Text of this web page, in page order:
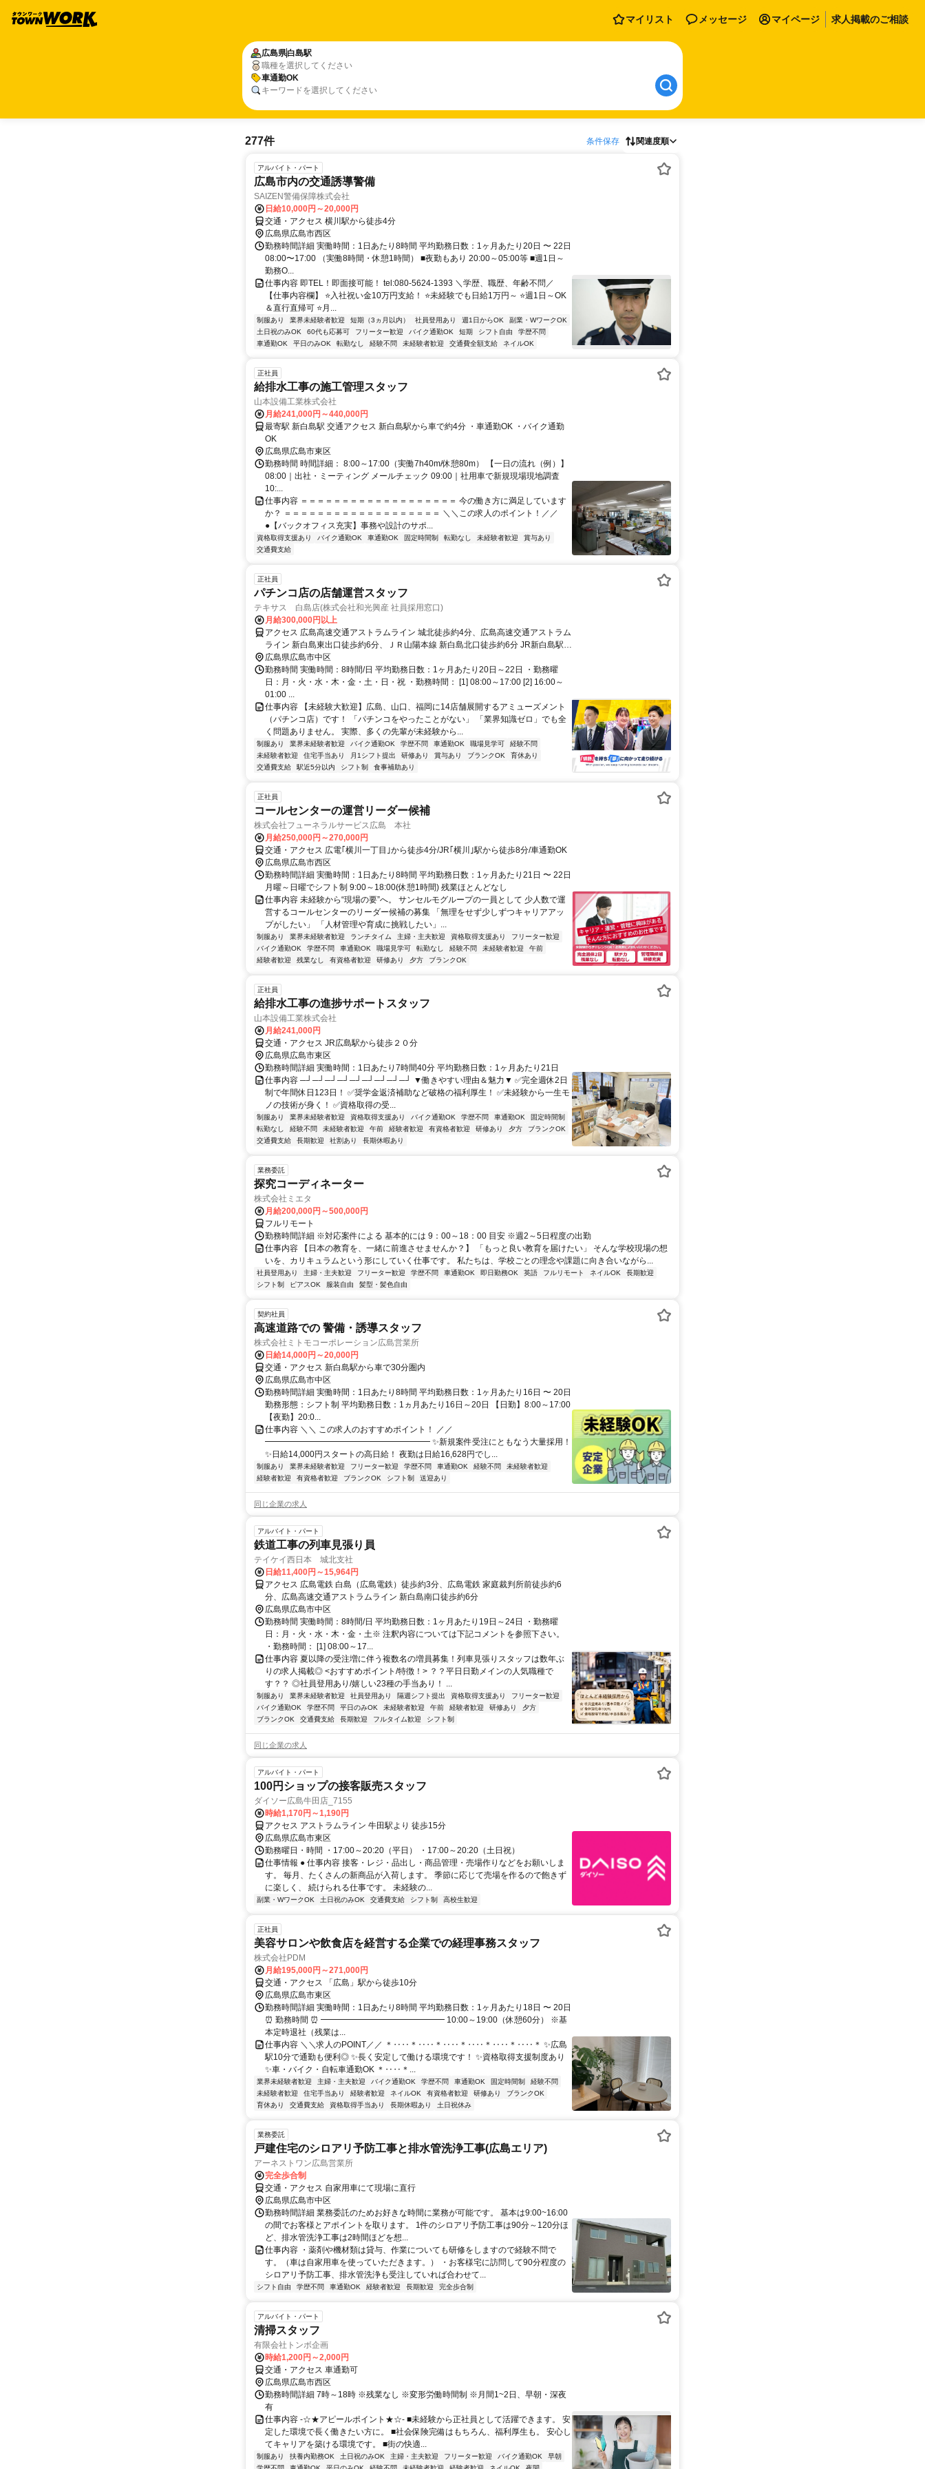
マイリスト メッセージ マイページ 求人掲載のご相談
広島県白島駅
職種を選択してください
車通勤OK
キーワードを選択してください
277件 条件保存 関連度順
アルバイト・パート
広島市内の交通誘導警備
SAIZEN警備保障株式会社
日給10,000円～20,000円
交通・アクセス 横川駅から徒歩4分
広島県広島市西区
勤務時間詳細 実働時間：1日あたり8時間 平均勤務日数：1ヶ月あたり20日 〜 22日
08:00〜17:00 （実働8時間・休憩1時間） ■夜勤もあり 20:00～05:00等 ■週1日～
勤務O...
仕事内容 即TEL！即面接可能！ tel:080-5624-1393 ＼学歴、職歴、年齢不問／
【仕事内容欄】 ⭐入社祝い金10万円支給！ ⭐未経験でも日給1万円～ ⭐週1日～OK
＆直行直帰可 ⭐月...
制服あり 業界未経験者歓迎 短期（3ヵ月以内） 社員登用あり 週1日からOK
副業・WワークOK
土日祝のみOK
60代も応募可 フリーター歓迎 バイク通勤OK 短期 シフト自由
学歴不問
車通勤OK
平日のみOK 転勤なし 経験不問 未経験者歓迎 交通費全額支給 ネイルOK
正社員
給排水工事の施工管理スタッフ
山本設備工業株式会社
月給241,000円～440,000円
最寄駅 新白島駅 交通アクセス 新白島駅から車で約4分 ・車通勤OK ・バイク通勤
OK
広島県広島市東区
勤務時間 時間詳細： 8:00～17:00（実働7h40m/休憩80m） 【一日の流れ（例）】
08:00｜出社・ミーティング メールチェック 09:00｜社用車で新規現場現地調査
10:...
仕事内容 ＝＝＝＝＝＝＝＝＝＝＝＝＝＝＝＝＝＝＝ 今の働き方に満足しています
か？ ＝＝＝＝＝＝＝＝＝＝＝＝＝＝＝＝＝＝＝ ＼＼この求人のポイント！／／
●【バックオフィス充実】事務や設計のサポ...
資格取得支援あり バイク通勤OK 車通勤OK 固定時間制 転勤なし 未経験者歓迎
賞与あり
交通費支給
正社員
パチンコ店の店舗運営スタッフ
テキサス 白島店(株式会社和光興産 社員採用窓口)
月給300,000円以上
アクセス 広島高速交通アストラムライン 城北徒歩約4分、広島高速交通アストラム
ライン 新白島東出口徒歩約6分、ＪＲ山陽本線 新白島北口徒歩約6分 JR新白島駅徒
歩6分、アストラムライン城北駅徒歩4分、JR横川駅から車で約7分、JR広島駅か
ら車で約7分
広島県広島市中区
勤務時間 実働時間：8時間/日 平均勤務日数：1ヶ月あたり20日～22日 ・勤務曜
日：月・火・水・木・金・土・日・祝 ・勤務時間： [1] 08:00～17:00 [2] 16:00～
01:00 ...
仕事内容 【未経験大歓迎】広島、山口、福岡に14店舗展開するアミューズメント
（パチンコ店）です！ 「パチンコをやったことがない」 「業界知識ゼロ」でも全
く問題ありません。 実際、多くの先輩が未経験から...
制服あり 業界未経験者歓迎 バイク通勤OK 学歴不問 車通勤OK 職場見学可
経験不問
未経験者歓迎
住宅手当あり 月1シフト提出 研修あり 賞与あり ブランクOK
育休あり
交通費支給
駅近5分以内 シフト制 食事補助あり
正社員
コールセンターの運営リーダー候補
株式会社フューネラルサービス広島 本社
月給250,000円～270,000円
交通・アクセス 広電｢横川一丁目｣から徒歩4分/JR｢横川｣駅から徒歩8分/車通勤OK
広島県広島市西区
勤務時間詳細 実働時間：1日あたり8時間 平均勤務日数：1ヶ月あたり21日 〜 22日
月曜～日曜でシフト制 9:00～18:00(休憩1時間) 残業ほとんどなし
仕事内容 未経験から“現場の要”へ。 サンセルモグループの一員として 少人数で運
営するコールセンターのリーダー候補の募集 「無理をせず少しずつキャリアアッ
プがしたい」 「人材管理や育成に挑戦したい」...
制服あり 業界未経験者歓迎 ランチタイム 主婦・主夫歓迎 資格取得支援あり
フリーター歓迎
バイク通勤OK
学歴不問 車通勤OK 職場見学可 転勤なし 経験不問 未経験者歓迎
午前
経験者歓迎
残業なし 有資格者歓迎 研修あり 夕方 ブランクOK
正社員
給排水工事の進捗サポートスタッフ
山本設備工業株式会社
月給241,000円
交通・アクセス JR広島駅から徒歩２０分
広島県広島市東区
勤務時間詳細 実働時間：1日あたり7時間40分 平均勤務日数：1ヶ月あたり21日
仕事内容 ─┘─┘─┘─┘─┘─┘─┘─┘─┘ ▼働きやすい理由＆魅力▼ ✅完全週休2日
制で年間休日123日！ ✅奨学金返済補助など破格の福利厚生！ ✅未経験から一生モ
ノの技術が身く！ ✅資格取得の受...
制服あり 業界未経験者歓迎 資格取得支援あり バイク通勤OK 学歴不問 車通勤OK
固定時間制
転勤なし
経験不問 未経験者歓迎 午前 経験者歓迎 有資格者歓迎 研修あり 夕方
ブランクOK
交通費支給
長期歓迎 社割あり 長期休暇あり
業務委託
探究コーディネーター
株式会社ミエタ
月給200,000円～500,000円
フルリモート
勤務時間詳細 ※対応案件による 基本的には 9：00～18：00 目安 ※週2～5日程度の出勤
仕事内容 【日本の教育を、一緒に前進させませんか？】 「もっと良い教育を届けたい」 そんな学校現場の想
いを、カリキュラムという形にしていく仕事です。 私たちは、学校ごとの理念や課題に向き合いながら...
社員登用あり 主婦・主夫歓迎 フリーター歓迎 学歴不問 車通勤OK 即日勤務OK 英語 フルリモート ネイルOK
長期歓迎
シフト制
ピアスOK 服装自由 髪型・髪色自由
契約社員
高速道路での 警備・誘導スタッフ
株式会社ミトモコーポレーション広島営業所
日給14,000円～20,000円
交通・アクセス 新白島駅から車で30分圏内
広島県広島市中区
勤務時間詳細 実働時間：1日あたり8時間 平均勤務日数：1ヶ月あたり16日 〜 20日
勤務形態：シフト制 平均勤務日数：1ヵ月あたり16日～20日 【日勤】8:00～17:00
【夜勤】20:0...
仕事内容 ＼＼ この求人のおすすめポイント！ ／／
━━━━━━━━━━━━━━━━━━━━ ✨新規案件受注にともなう大量採用！
✨日給14,000円スタートの高日給！ 夜勤は日給16,628円でし...
制服あり 業界未経験者歓迎 フリーター歓迎 学歴不問 車通勤OK 経験不問
未経験者歓迎
経験者歓迎
有資格者歓迎 ブランクOK シフト制 送迎あり
同じ企業の求人
アルバイト・パート
鉄道工事の列車見張り員
テイケイ西日本 城北支社
日給11,400円～15,964円
アクセス 広島電鉄 白島（広島電鉄）徒歩約3分、広島電鉄 家庭裁判所前徒歩約6
分、広島高速交通アストラムライン 新白島南口徒歩約6分
広島県広島市中区
勤務時間 実働時間：8時間/日 平均勤務日数：1ヶ月あたり19日～24日 ・勤務曜
日：月・火・水・木・金・土※ 注釈内容については下記コメントを参照下さい。
・勤務時間： [1] 08:00～17...
仕事内容 夏以降の受注増に伴う複数名の増員募集！列車見張りスタッフは数年ぶ
りの求人掲載◎ <おすすめポイント/特徴！> ？？平日日勤メインの人気職種で
す？？ ◎社員登用あり/嬉しい23種の手当あり！ ...
制服あり 業界未経験者歓迎 社員登用あり 隔週シフト提出 資格取得支援あり
フリーター歓迎
バイク通勤OK
学歴不問 平日のみOK 未経験者歓迎 午前 経験者歓迎 研修あり
夕方
ブランクOK
交通費支給 長期歓迎 フルタイム歓迎 シフト制
同じ企業の求人
アルバイト・パート
100円ショップの接客販売スタッフ
ダイソー広島牛田店_7155
時給1,170円～1,190円
アクセス アストラムライン 牛田駅より 徒歩15分
広島県広島市東区
勤務曜日・時間 ・17:00～20:20（平日） ・17:00～20:20（土日祝）
仕事情報 ● 仕事内容 接客・レジ・品出し・商品管理・売場作りなどをお願いしま
す。 毎月、たくさんの新商品が入荷します。 季節に応じて売場を作るので飽きず
に楽しく、 続けられる仕事です。 未経験の...
副業・WワークOK 土日祝のみOK 交通費支給 シフト制 高校生歓迎
正社員
美容サロンや飲食店を経営する企業での経理事務スタッフ
株式会社PDM
月給195,000円～271,000円
交通・アクセス 「広島」駅から徒歩10分
広島県広島市東区
勤務時間詳細 実働時間：1日あたり8時間 平均勤務日数：1ヶ月あたり18日 〜 20日
⏰ 勤務時間 ⏰ ━━━━━━━━━━━━━━━ 10:00～19:00（休憩60分） ※基
本定時退社（残業は...
仕事内容 ＼＼求人のPOINT／／ ＊‥‥＊‥‥＊‥‥＊‥‥＊‥‥＊‥‥＊ ✨広島
駅10分で通勤も便利◎ ✨長く安定して働ける環境です！ ✨資格取得支援制度あり
✨車・バイク・自転車通勤OK ＊‥‥＊...
業界未経験者歓迎 主婦・主夫歓迎 バイク通勤OK 学歴不問 車通勤OK 固定時間制
経験不問
未経験者歓迎
住宅手当あり 経験者歓迎 ネイルOK 有資格者歓迎 研修あり
ブランクOK
育休あり
交通費支給 資格取得手当あり 長期休暇あり 土日祝休み
業務委託
戸建住宅のシロアリ予防工事と排水管洗浄工事(広島エリア)
アーネストワン広島営業所
完全歩合制
交通・アクセス 自家用車にて現場に直行
広島県広島市中区
勤務時間詳細 業務委託のためお好きな時間に業務が可能です。 基本は9:00~16:00
の間でお客様とアポイントを取ります。 1件のシロアリ予防工事は90分～120分ほ
ど、排水管洗浄工事は2時間ほどを想...
仕事内容 ・薬剤や機材類は貸与、作業についても研修をしますので経験不問で
す。（車は自家用車を使っていただきます。） ・お客様宅に訪問して90分程度の
シロアリ予防工事、排水管洗浄も受注していれば合わせて...
シフト自由 学歴不問 車通勤OK 経験者歓迎 長期歓迎 完全歩合制
アルバイト・パート
清掃スタッフ
有限会社トンボ企画
時給1,200円～2,000円
交通・アクセス 車通勤可
広島県広島市西区
勤務時間詳細 7時～18時 ※残業なし ※変形労働時間制 ※月間1~2日、早朝・深夜
有
仕事内容 -☆★アピールポイント★☆- ■未経験から正社員として活躍できます。 安
定した環境で長く働きたい方に。 ■社会保険完備はもちろん、福利厚生も。 安心し
てキャリアを築ける環境です。 ■街の快適...
制服あり 扶養内勤務OK 土日祝のみOK 主婦・主夫歓迎 フリーター歓迎 バイク通勤OK
早朝